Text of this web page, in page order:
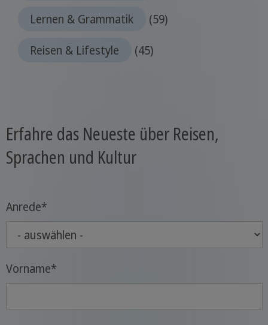
Lernen & Grammatik
(59)
Reisen & Lifestyle
(45)
Erfahre das Neueste über Reisen,
Sprachen und Kultur
Anrede*
Vorname*